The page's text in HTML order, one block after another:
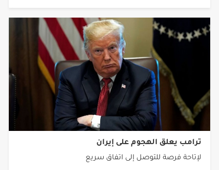
ترامب يعلق الهجوم على إيران
لإتاحة فرصة للتوصل إلى اتفاق سريع